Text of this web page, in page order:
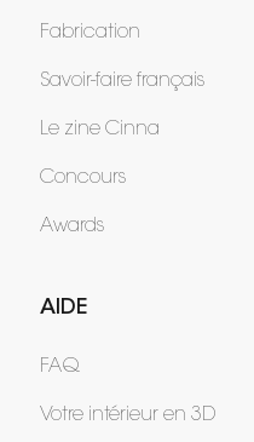
Fabrication
Savoir-faire français
Le zine Cinna
Concours
Awards
AIDE
FAQ
Votre intérieur en 3D